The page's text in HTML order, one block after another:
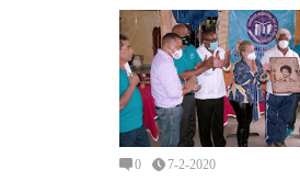
0 7-2-2020